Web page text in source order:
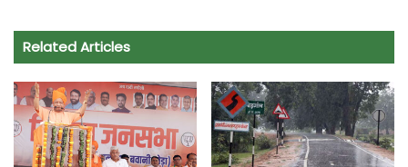
e
b
o
k
t
s
p
p
t
t
r
e
a
m
i
y
n
k
r
Related Articles